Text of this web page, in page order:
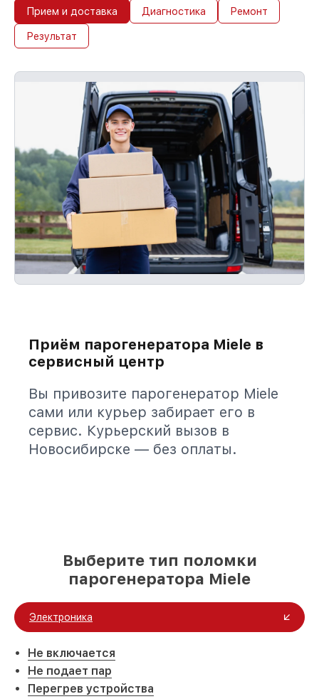
устройств
С документами о гарантии, мы
обслужим устройство повторно без
Прием и доставка Диагностика Ремонт
Результат
Приём парогенератора Miele в
сервисный центр
Вы привозите парогенератор Miele
сами или курьер забирает его в
сервис. Курьерский вызов в
Новосибирске — без оплаты.
Выберите тип поломки
парогенератора Miele
Электроника
Не включается
Не подает пар
Перегрев устройства